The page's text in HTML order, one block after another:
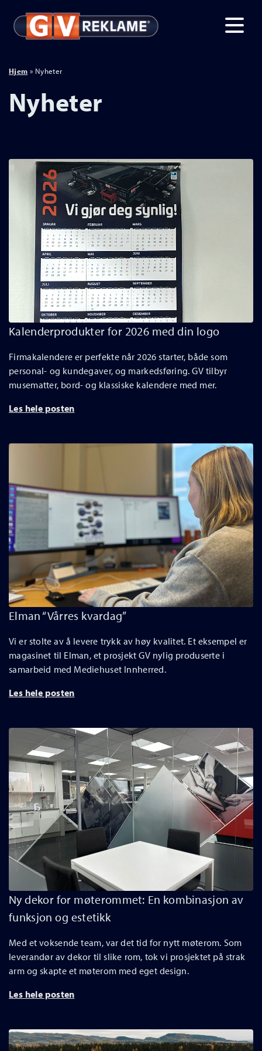
Hjem » Nyheter
Nyheter
Kalenderprodukter for 2026 med din logo
Firmakalendere er perfekte når 2026 starter, både som
personal- og kundegaver, og markedsføring. GV tilbyr
musematter, bord- og klassiske kalendere med mer.
Les hele posten
Elman “Vårres kvardag”
Vi er stolte av å levere trykk av høy kvalitet. Et eksempel er
magasinet til Elman, et prosjekt GV nylig produserte i
samarbeid med Mediehuset Innherred.
Les hele posten
Ny dekor for møterommet: En kombinasjon av
funksjon og estetikk
Med et voksende team, var det tid for nytt møterom. Som
leverandør av dekor til slike rom, tok vi prosjektet på strak
arm og skapte et møterom med eget design.
Les hele posten